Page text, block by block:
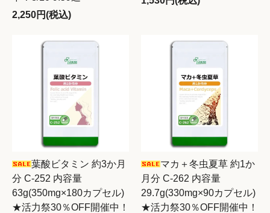
2,250円(税込)
葉酸ビタミン 約3か月
分 C-252 内容量
63g(350mg×180カプセル)
★活力祭30％OFF開催中！
マカ＋冬虫夏草 約1か
月分 C-262 内容量
29.7g(330mg×90カプセル)
★活力祭30％OFF開催中！